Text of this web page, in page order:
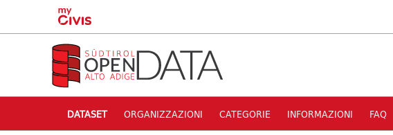
Skip to main content
DATASET ORGANIZZAZIONI CATEGORIE INFORMAZIONI FAQ